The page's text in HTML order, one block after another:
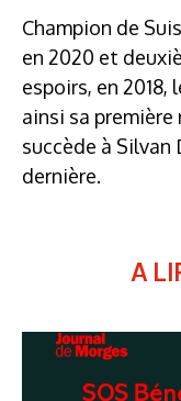
Champion de
en 2020 et
espoirs, en
ainsi sa
succède à Silvan
dernière.
A